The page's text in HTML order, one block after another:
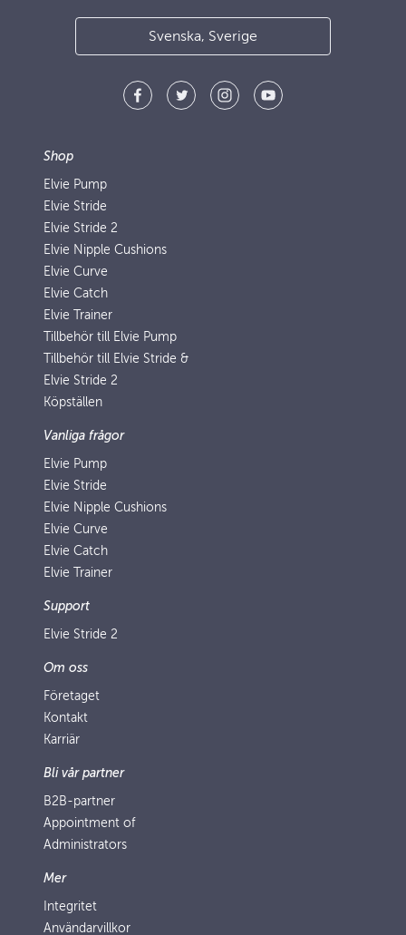
Svenska, Sverige
Shop
Elvie Pump
Elvie Stride
Elvie Stride 2
Elvie Nipple Cushions
Elvie Curve
Elvie Catch
Elvie Trainer
Tillbehör till Elvie Pump
Tillbehör till Elvie Stride &
Elvie Stride 2
Köpställen
Vanliga frågor
Elvie Pump
Elvie Stride
Elvie Nipple Cushions
Elvie Curve
Elvie Catch
Elvie Trainer
Support
Elvie Stride 2
Om oss
Företaget
Kontakt
Karriär
Bli vår partner
B2B-partner
Appointment of
Administrators
Mer
Integritet
Användarvillkor